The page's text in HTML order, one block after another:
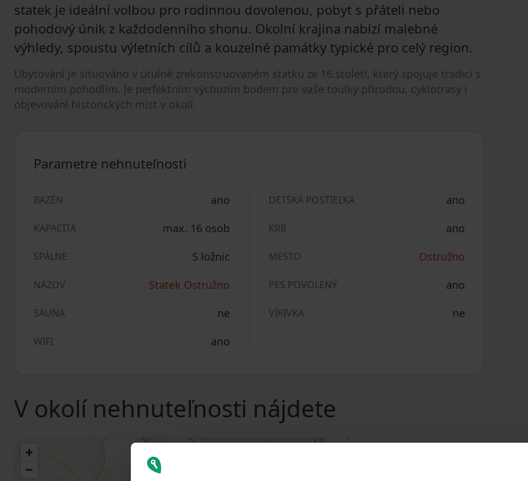
statek je ideální volbou pro rodinnou dovolenou, pobyt s přáteli nebo
pohodový únik z každodenního shonu. Okolní krajina nabízí malebné
výhledy, spoustu výletních cílů a kouzelné památky typické pro celý region.
Ubytování je situováno v útulně zrekonstruovaném statku ze 16.století, který spojuje tradici s
moderním pohodlím. Je perfektním výchozím bodem pro vaše toulky přírodou, cyklotrasy i
objevování historických míst v okolí.
Parametre nehnuteľnosti
BAZÉN ano
KAPACITA max. 16 osob
SPÁLNE 5 ložnic
NÁZOV Statek Ostružno
SAUNA ne
WIFI ano
DETSKÁ POSTIEĽKA ano
KRB ano
MESTO Ostružno
PES POVOLENÝ ano
VÍRIVKA ne
V okolí nehnuteľnosti nájdete